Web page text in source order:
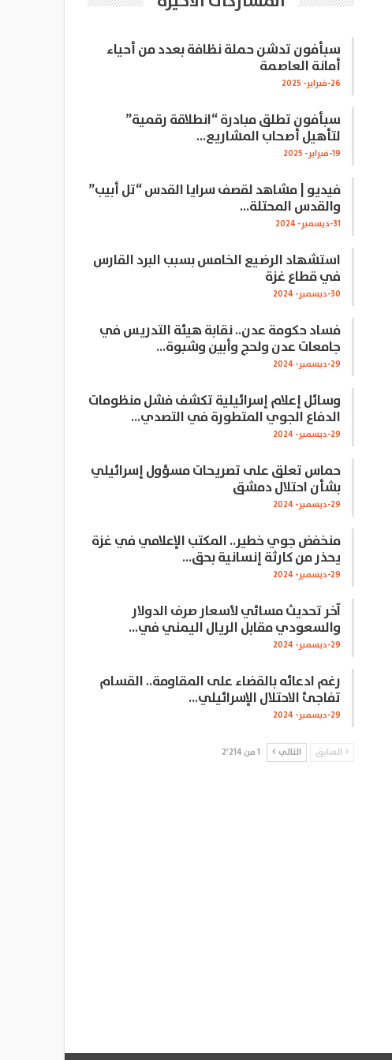
سبأفون تدشن حملة نظافة بعدد من أحياء
أمانة العاصمة
26-فبراير- 2025
سبأفون تطلق مبادرة “انطلاقة رقمية”
لتأهيل أصحاب المشاريع…
19-فبراير- 2025
فيديو | مشاهد لقصف سرايا القدس “تل أبيب”
والقدس المحتلة…
31-ديسمبر- 2024
استشهاد الرضيع الخامس بسبب البرد القارس
في قطاع غزة
30-ديسمبر- 2024
فساد حكومة عدن.. نقابة هيئة التدريس في
جامعات عدن ولحج وأبين وشبوة…
29-ديسمبر- 2024
وسائل إعلام إسرائيلية تكشف فشل منظومات
الدفاع الجوي المتطورة في التصدي…
29-ديسمبر- 2024
حماس تعلق على تصريحات مسؤول إسرائيلي
بشأن احتلال دمشق
29-ديسمبر- 2024
منخفض جوي خطير.. المكتب الإعلامي في غزة
يحذر من كارثة إنسانية بحق…
29-ديسمبر- 2024
آخر تحديث مسائي لأسعار صرف الدولار
والسعودي مقابل الريال اليمني في…
29-ديسمبر- 2024
رغم ادعائه بالقضاء على المقاومة.. القسام
تفاجئ الاحتلال الإسرائيلي…
29-ديسمبر- 2024
السابق التالي 1 من 2٬214